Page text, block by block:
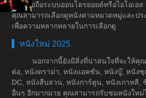
เช่น มือถือระบบออนโดรยอยด์หรือไอโอเอ
คุณสามารถเลือกดูหนังตามหมวดหมู่และปร
เพื่อความหลากหลายในการเลือกดู
หนังใหม่ 2025
นอกจากนี้ยังมีสิ่งที่น่าสนใจที่จะให้คุ
ต่อ, หนังดราม่า, หนังแอคชั่น, หนังบู๊, หนังซุ
DC, หนังสืบสวน, หนังการ์ตูน, หนังเกาหลี,
อื่นๆ อีกมากมาย คุณสามารถรับชมหนังให